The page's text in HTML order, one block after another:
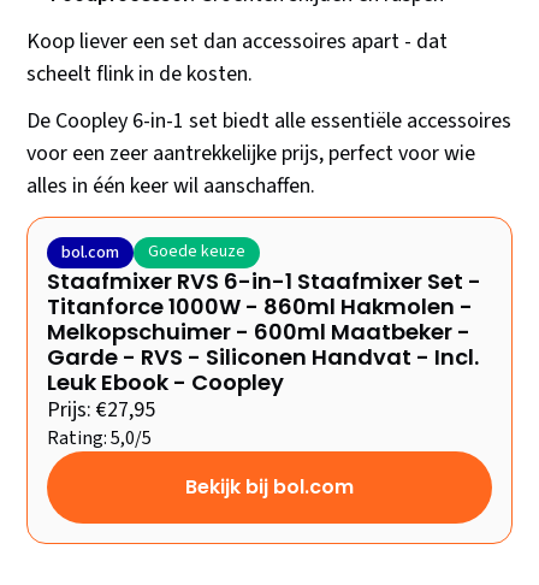
Koop liever een set dan accessoires apart - dat
scheelt flink in de kosten.
De Coopley 6-in-1 set biedt alle essentiële accessoires
voor een zeer aantrekkelijke prijs, perfect voor wie
alles in één keer wil aanschaffen.
bol.com Goede keuze
Staafmixer RVS 6-in-1 Staafmixer Set -
Titanforce 1000W - 860ml Hakmolen -
Melkopschuimer - 600ml Maatbeker -
Garde - RVS - Siliconen Handvat - Incl.
Leuk Ebook - Coopley
Prijs: €27,95
Rating: 5,0/5
Bekijk bij bol.com